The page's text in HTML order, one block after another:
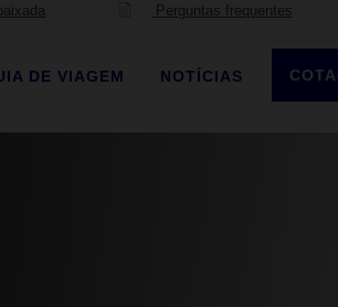
Perguntas frequentes
DE VIAGEM NOTÍCIAS